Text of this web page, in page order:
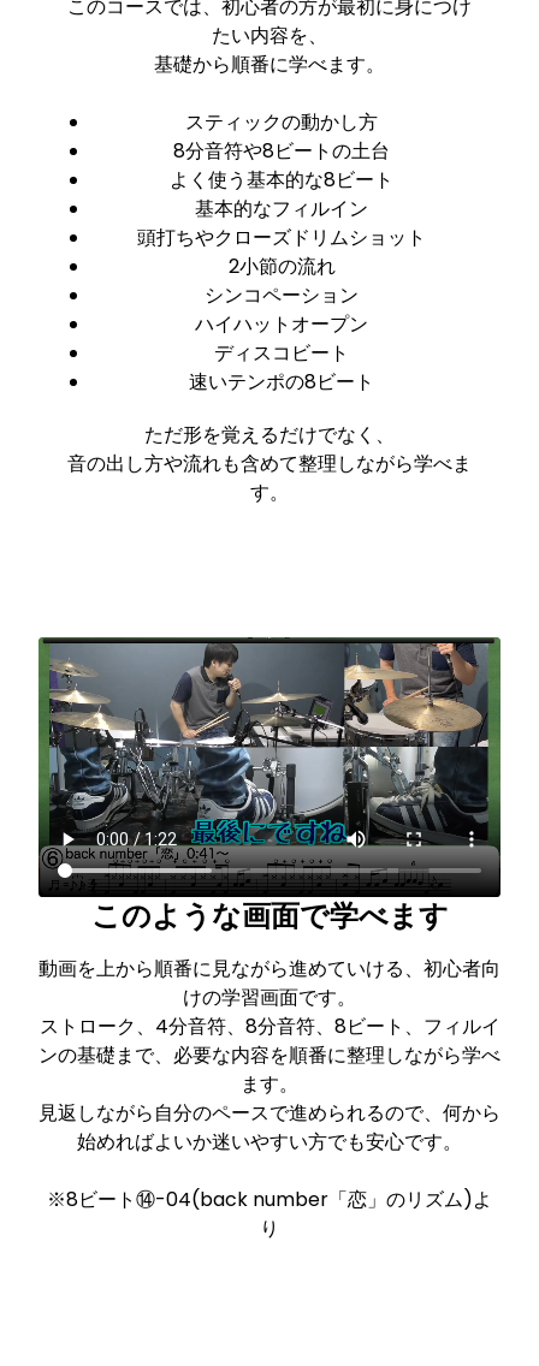
このコースでは、初心者の方が最初に身につけ
たい内容を、
基礎から順番に学べます。
スティックの動かし方
8分音符や8ビートの土台
よく使う基本的な8ビート
基本的なフィルイン
頭打ちやクローズドリムショット
2小節の流れ
シンコペーション
ハイハットオープン
ディスコビート
速いテンポの8ビート
ただ形を覚えるだけでなく、
音の出し方や流れも含めて整理しながら学べま
す。
このような画面で学べます
動画を上から順番に見ながら進めていける、初心者向
けの学習画面です。
ストローク、4分音符、8分音符、8ビート、フィルイ
ンの基礎まで、必要な内容を順番に整理しながら学べ
ます。
見返しながら自分のペースで進められるので、何から
始めればよいか迷いやすい方でも安心です。
※8ビート⑭-04(back number「恋」のリズム)よ
り